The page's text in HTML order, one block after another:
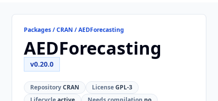
Packages / CRAN / AEDForecasting
AEDForecasting
v0.20.0
RepositoryCRAN LicenseGPL-3